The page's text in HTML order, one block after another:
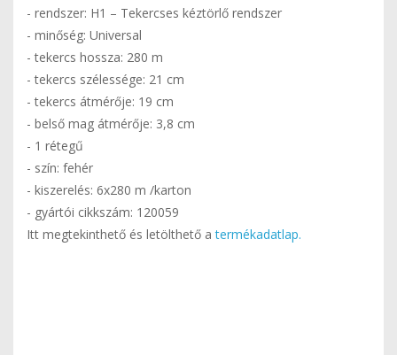
- rendszer: H1 – Tekercses kéztörlő rendszer
- minőség: Universal
- tekercs hossza: 280 m
- tekercs szélessége: 21 cm
- tekercs átmérője: 19 cm
- belső mag átmérője: 3,8 cm
- 1 rétegű
- szín: fehér
- kiszerelés: 6x280 m /karton
- gyártói cikkszám: 120059
Itt megtekinthető és letölthető atermékadatlap.